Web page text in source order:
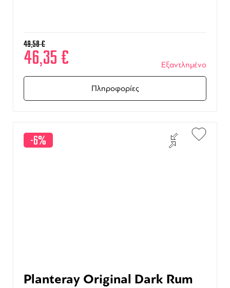
49,58€
46,35 € Εξαντλημένο
Πληροφορίες
-6%
Planteray Original Dark Rum